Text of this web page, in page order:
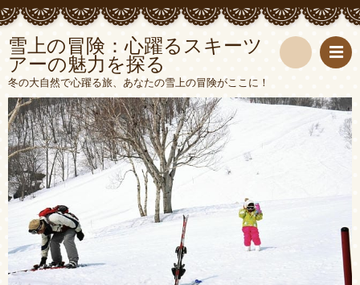
雪上の冒険：心躍るスキーツ
アーの魅力を探る
冬の大自然で心躍る旅、あなたの雪上の冒険がここに！